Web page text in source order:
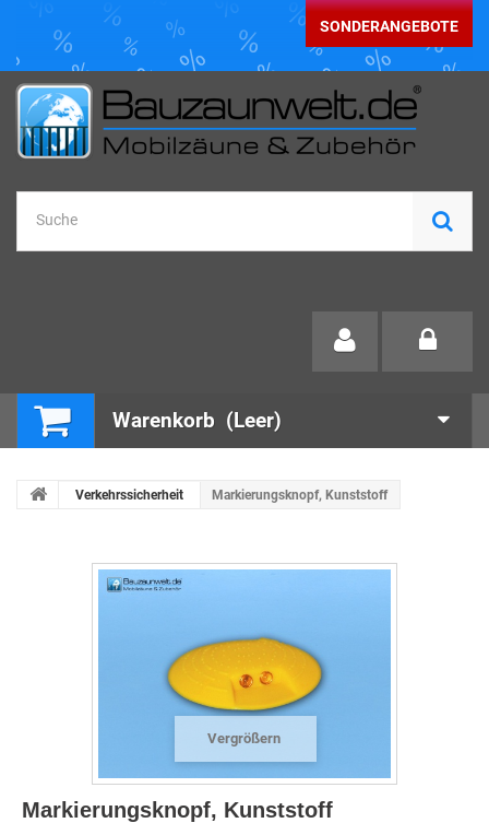
SONDERANGEBOTE
Warenkorb (Leer)
Verkehrssicherheit Markierungsknopf, Kunststoff
Vergrößern
Markierungsknopf, Kunststoff